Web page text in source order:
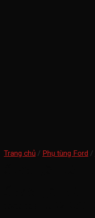
Trang chủ / Phụ tùng Ford /